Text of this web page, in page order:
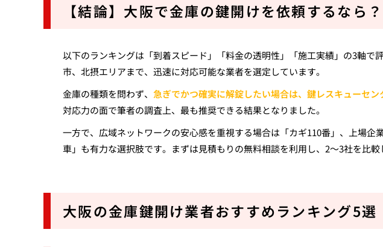
【結論】大阪で金庫の鍵開けを依頼するなら
以下のランキングは「到着スピード」「料金の透明性」「施工実績」の3軸で
市、北摂エリアまで、迅速に対応可能な業者を選定しています。
金庫の種類を問わず、 急ぎでかつ確実に解錠したい場合は、鍵レスキューセン
対応力の面で筆者の調査上、最も推奨できる結果となりました。
一方で、広域ネットワークの安心感を重視する場合は「カギ110番」、上場企
車」も有力な選択肢です。まずは見積もりの無料相談を利用し、2〜3社を比較
大阪の金庫鍵開け業者おすすめランキング5選